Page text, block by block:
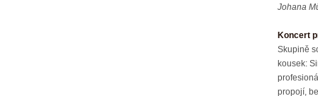
Johana
Koncert
Skupině
kousek:
propojí,